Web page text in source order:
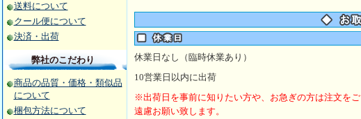
送料について
クール便について
決済・出荷
弊社のこだわり
商品の品質・価格・類似品
について
梱包方法について
休業日なし（臨時休業あり）
10営業日以内に出荷
※出荷日を事前に知りたい方や、お急ぎの方は注文をご
遠慮お願い致します。